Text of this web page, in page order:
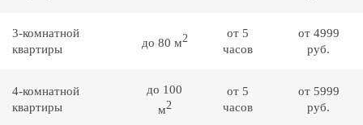
3-комнатной
квартиры
до 80 м2
от 5
часов
от 4999
руб.
4-комнатной
квартиры
до 100
м2
от 5
часов
от 5999
руб.